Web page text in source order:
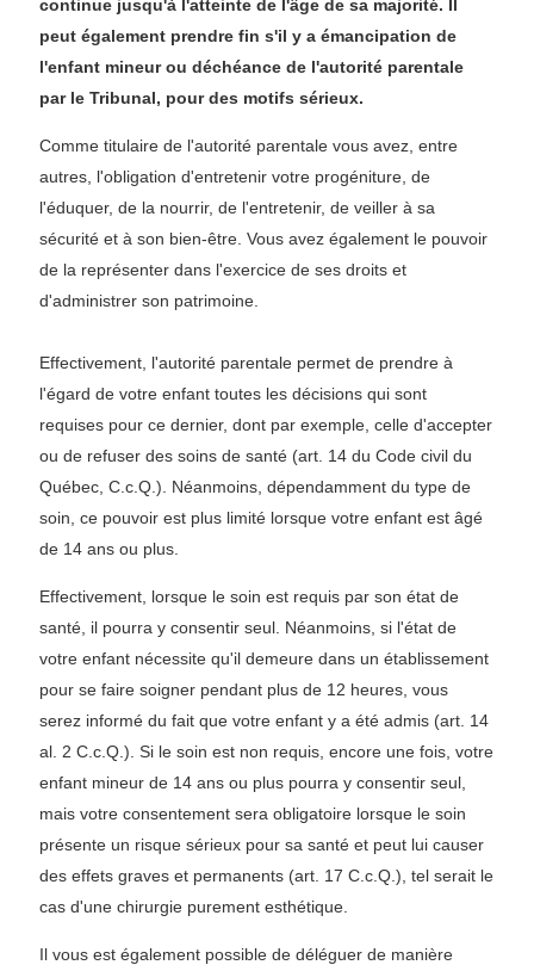
continue jusqu'à l'atteinte de l'âge de sa majorité. Il
peut également prendre fin s'il y a émancipation de
l'enfant mineur ou déchéance de l'autorité parentale
par le Tribunal, pour des motifs sérieux.
Comme titulaire de l'autorité parentale vous avez, entre
autres, l'obligation d'entretenir votre progéniture, de
l'éduquer, de la nourrir, de l'entretenir, de veiller à sa
sécurité et à son bien-être. Vous avez également le pouvoir
de la représenter dans l'exercice de ses droits et
d'administrer son patrimoine.
Effectivement, l'autorité parentale permet de prendre à
l'égard de votre enfant toutes les décisions qui sont
requises pour ce dernier, dont par exemple, celle d'accepter
ou de refuser des soins de santé (art. 14 du Code civil du
Québec, C.c.Q.). Néanmoins, dépendamment du type de
soin, ce pouvoir est plus limité lorsque votre enfant est âgé
de 14 ans ou plus.
Effectivement, lorsque le soin est requis par son état de
santé, il pourra y consentir seul. Néanmoins, si l'état de
votre enfant nécessite qu'il demeure dans un établissement
pour se faire soigner pendant plus de 12 heures, vous
serez informé du fait que votre enfant y a été admis (art. 14
al. 2 C.c.Q.). Si le soin est non requis, encore une fois, votre
enfant mineur de 14 ans ou plus pourra y consentir seul,
mais votre consentement sera obligatoire lorsque le soin
présente un risque sérieux pour sa santé et peut lui causer
des effets graves et permanents (art. 17 C.c.Q.), tel serait le
cas d'une chirurgie purement esthétique.
Il vous est également possible de déléguer de manière